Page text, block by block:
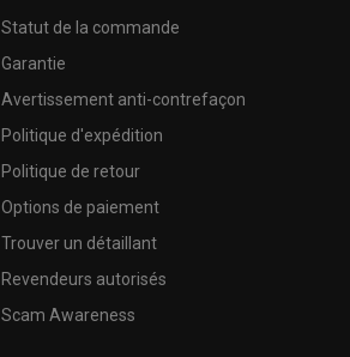
Statut de la commande
Garantie
Avertissement anti-contrefaçon
Politique d'expédition
Politique de retour
Options de paiement
Trouver un détaillant
Revendeurs autorisés
Scam Awareness